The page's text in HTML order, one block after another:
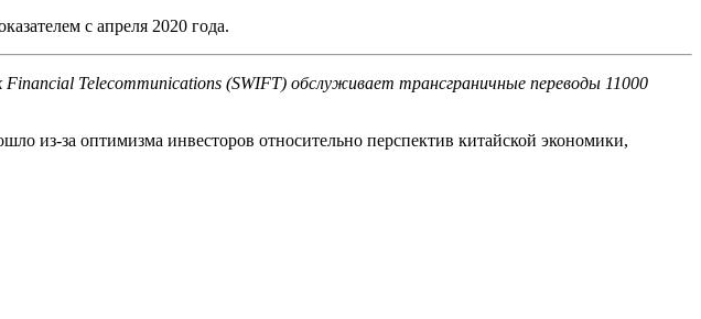
с апреля 2020 года.
Telecommunications (SWIFT) обслуживает трансграничные переводы 11000
из-за оптимизма инвесторов относительно перспектив китайской экономики,